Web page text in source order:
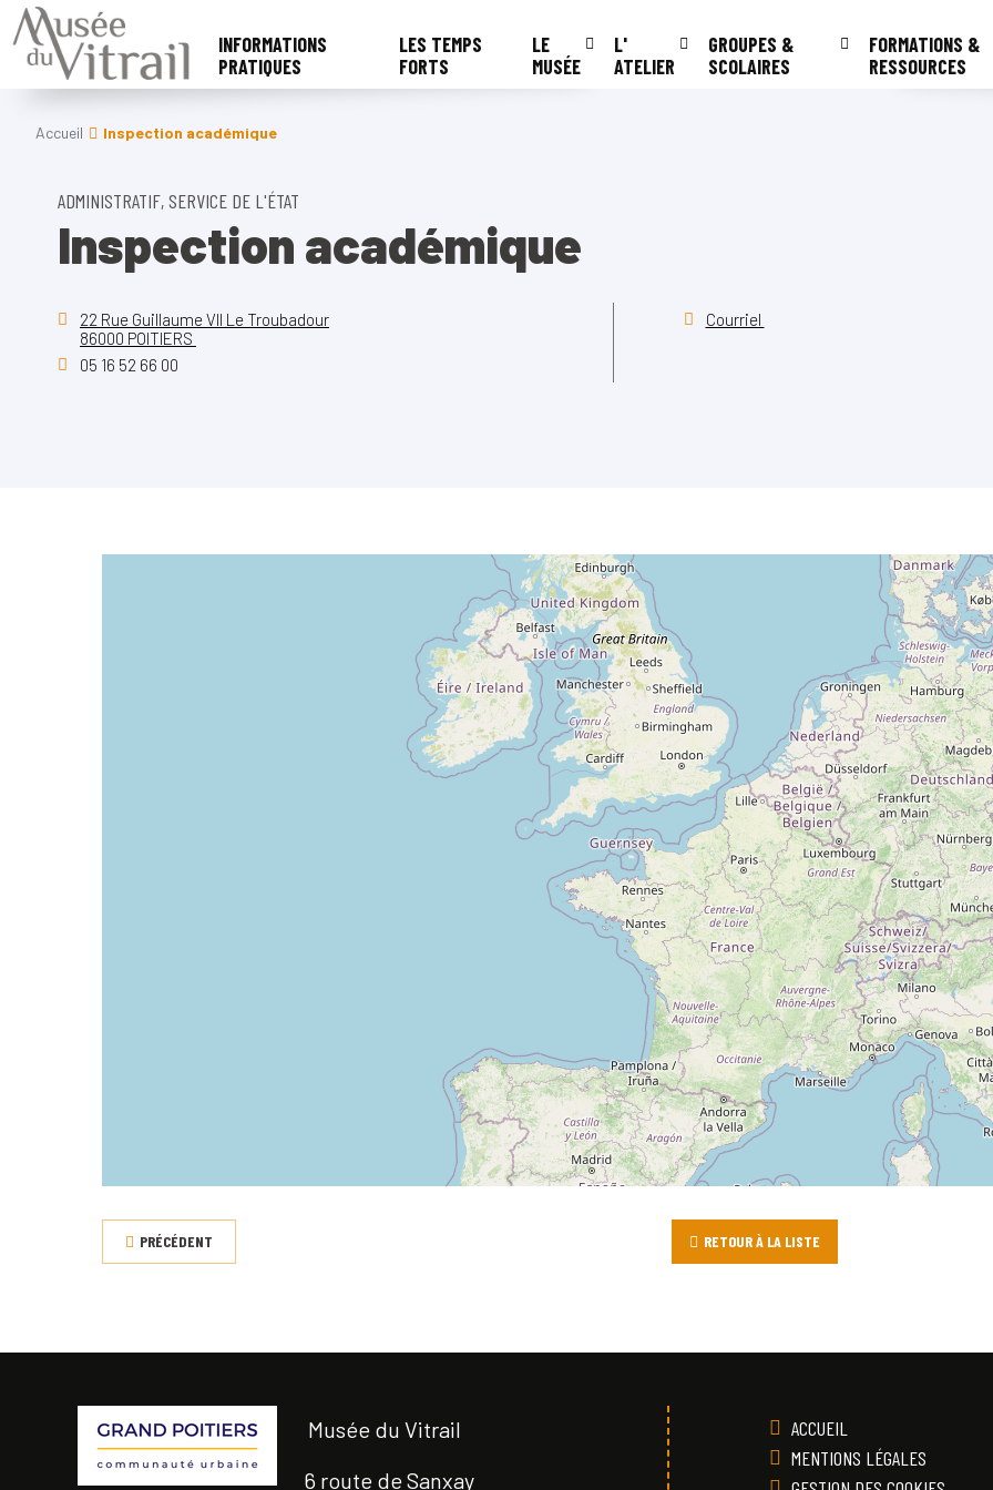
INFORMATIONS
PRATIQUES
LES TEMPS
FORTS
LE
MUSÉE
L'
ATELIER
GROUPES &
SCOLAIRES
FORMATIONS &
RESSOURCES
Accueil Inspection académique
ADMINISTRATIF, SERVICE DE L'ÉTAT
Inspection académique
22 Rue Guillaume VII Le Troubadour
86000 POITIERS
05 16 52 66 00
Courriel
PRÉCÉDENT RETOUR À LA LISTE
Musée du Vitrail
6 route de Sanxay
ACCUEIL
MENTIONS LÉGALES